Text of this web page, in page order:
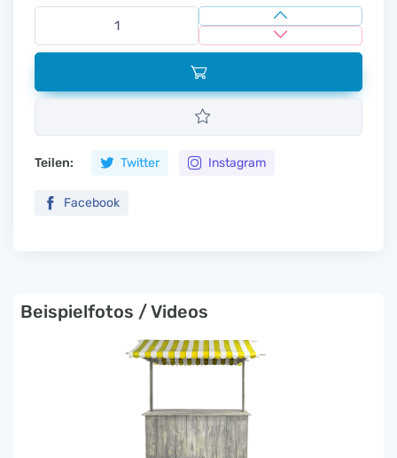
Teilen: Twitter Instagram
Facebook
Beispielfotos / Videos